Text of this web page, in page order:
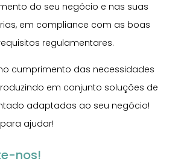
do seu negócio e nas suas
em compliance com as boas
regulamentares.
cumprimento das necessidades
em conjunto soluções de
adaptadas ao seu negócio!
ajudar!
nos!